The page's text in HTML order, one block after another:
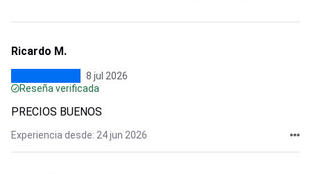
Ricardo M.
8 jul 2026
Reseña verificada
PRECIOS BUENOS
Experiencia desde: 24 jun 2026